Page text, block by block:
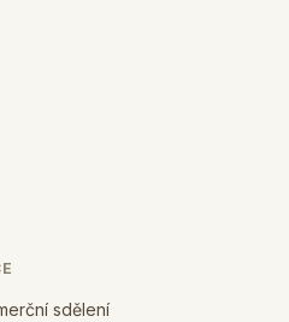
sdělení